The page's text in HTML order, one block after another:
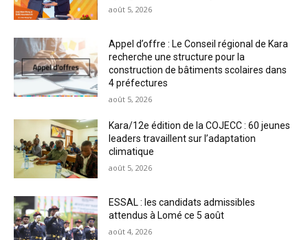
août 5, 2026
Appel d’offre : Le Conseil régional de Kara
recherche une structure pour la
construction de bâtiments scolaires dans
4 préfectures
août 5, 2026
Kara/12e édition de la COJECC : 60 jeunes
leaders travaillent sur l’adaptation
climatique
août 5, 2026
ESSAL : les candidats admissibles
attendus à Lomé ce 5 août
août 4, 2026